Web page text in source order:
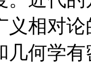
义相对
几何学